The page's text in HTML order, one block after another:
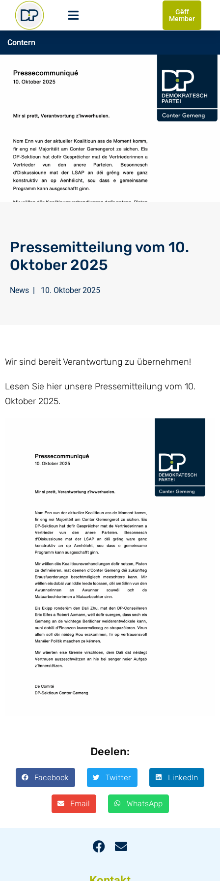
Gëff
Member
Contern
Pressemitteilung vom 10.
Oktober 2025
News | 10. Oktober 2025
Wir sind bereit Verantwortung zu übernehmen!
Lesen Sie hier unsere Pressemitteilung vom 10.
Oktober 2025.
Deelen:
Facebook Twitter LinkedIn
Email WhatsApp